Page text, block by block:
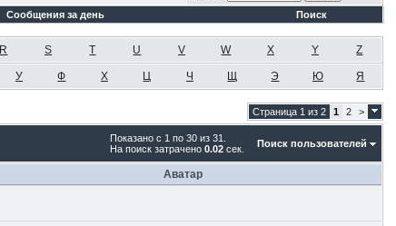
Сообщения за день Поиск
R S T U V W X Y Z
У Ф Х Ц Ч Щ Э Ю Я
Страница 1 из 2 1 2 >
Показано с 1 по 30 из 31.
На поиск затрачено0.02 сек. Поиск пользователей
Аватар